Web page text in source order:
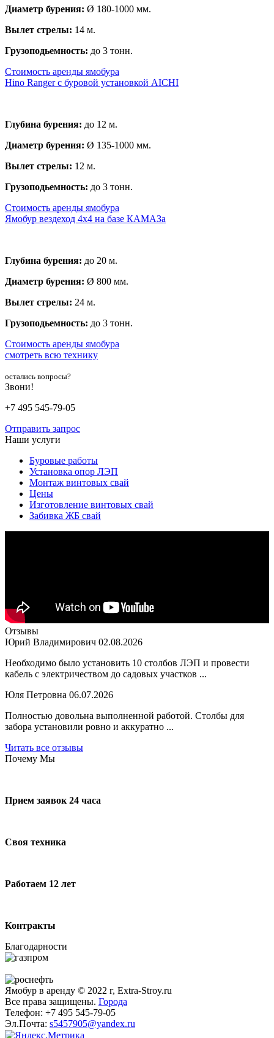
Диаметр бурения: Ø 180-1000 мм.
Вылет стрелы: 14 м.
Грузоподьемность: до 3 тонн.
Стоимость аренды ямобура
Hino Ranger с буровой установкой AICHI
Глубина бурения: до 12 м.
Диаметр бурения: Ø 135-1000 мм.
Вылет стрелы: 12 м.
Грузоподьемность: до 3 тонн.
Стоимость аренды ямобура
Ямобур вездеход 4х4 на базе КАМАЗа
Глубина бурения: до 20 м.
Диаметр бурения: Ø 800 мм.
Вылет стрелы: 24 м.
Грузоподьемность: до 3 тонн.
Стоимость аренды ямобура
смотреть всю технику
остались вопросы?
Звони!
+7 495 545-79-05
Отправить запрос
Наши услуги
Буровые работы
Установка опор ЛЭП
Монтаж винтовых свай
Цены
Изготовление винтовых свай
Забивка ЖБ свай
Отзывы
Юрий Владимирович 02.08.2026
Необходимо было установить 10 столбов ЛЭП и провести
кабель с электричеством до садовых участков ...
Юля Петровна 06.07.2026
Полностью довольна выполненной работой. Столбы для
забора установили ровно и аккуратно ...
Читать все отзывы
Почему Мы
Прием заявок 24 часа
Своя техника
Работаем 12 лет
Контракты
Благодарности
Ямобур в аренду © 2022 г, Extra-Stroy.ru
Все права защищены. Города
Телефон: +7 495 545-79-05
Эл.Почта: s5457905@yandex.ru